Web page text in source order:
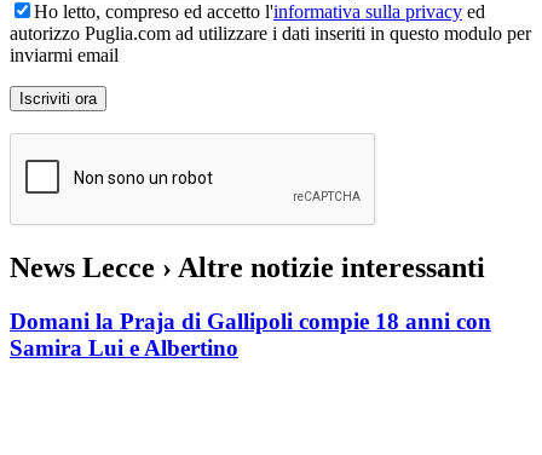
Ho letto, compreso ed accetto l'informativa sulla privacy ed
autorizzo Puglia.com ad utilizzare i dati inseriti in questo modulo per
inviarmi email
News Lecce › Altre notizie interessanti
Domani la Praja di Gallipoli compie 18 anni con
Samira Lui e Albertino